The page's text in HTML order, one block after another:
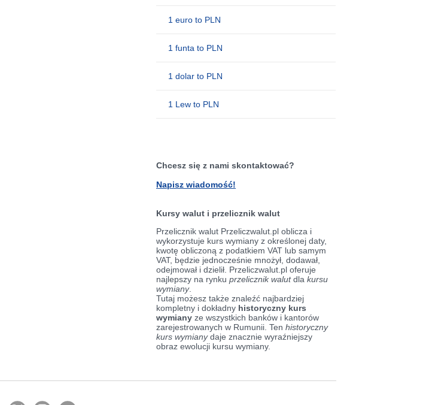
1 euro to PLN
1 funta to PLN
1 dolar to PLN
1 Lew to PLN
Chcesz się z nami skontaktować?
Napisz wiadomość!
Kursy walut i przelicznik walut
Przelicznik walut Przeliczwalut.pl oblicza i
wykorzystuje kurs wymiany z określonej daty,
kwotę obliczoną z podatkiem VAT lub samym
VAT, będzie jednocześnie mnożył, dodawał,
odejmował i dzielił. Przeliczwalut.pl oferuje
najlepszy na rynku przelicznik walutdla kursu
wymiany.
Tutaj możesz także znaleźć najbardziej
kompletny i dokładny historyczny kurs
wymiany ze wszystkich banków i kantorów
zarejestrowanych w Rumunii. Ten historyczny
kurs wymianydaje znacznie wyraźniejszy
obraz ewolucji kursu wymiany.